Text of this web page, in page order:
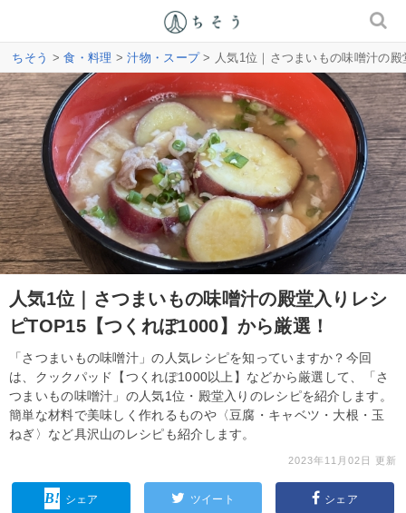
ちそう >食・料理 >汁物・スープ> 人気1位｜さつまいもの味噌汁の
人気1位｜さつまいもの味噌汁の殿堂入りレシ
ピTOP15【つくれぽ1000】から厳選！
「さつまいもの味噌汁」の人気レシピを知っていますか？今回
は、クックパッド【つくれぽ1000以上】などから厳選して、「さ
つまいもの味噌汁」の人気1位・殿堂入りのレシピを紹介します。
簡単な材料で美味しく作れるものや〈豆腐・キャベツ・大根・玉
ねぎ〉など具沢山のレシピも紹介します。
2023年11月02日 更新
シェア ツイート シェア